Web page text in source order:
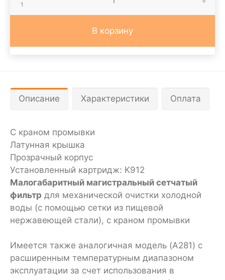
1
В корзину
Описание Характеристики Оплата
С краном промывки
Латунная крышка
Прозрачный корпус
Установленный картридж: K912
Малогабаритный магистральный сетчатый
фильтр для механической очистки холодной
воды (с помощью сетки из пищевой
нержавеющей стали), с краном промывки
Имеется также аналогичная модель (A281) с
расширенным температурным диапазоном
эксплуатации за счет использования в